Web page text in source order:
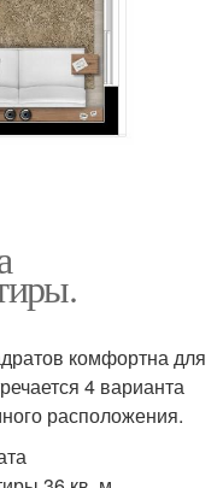
комфортна для
4 варианта
расположения.